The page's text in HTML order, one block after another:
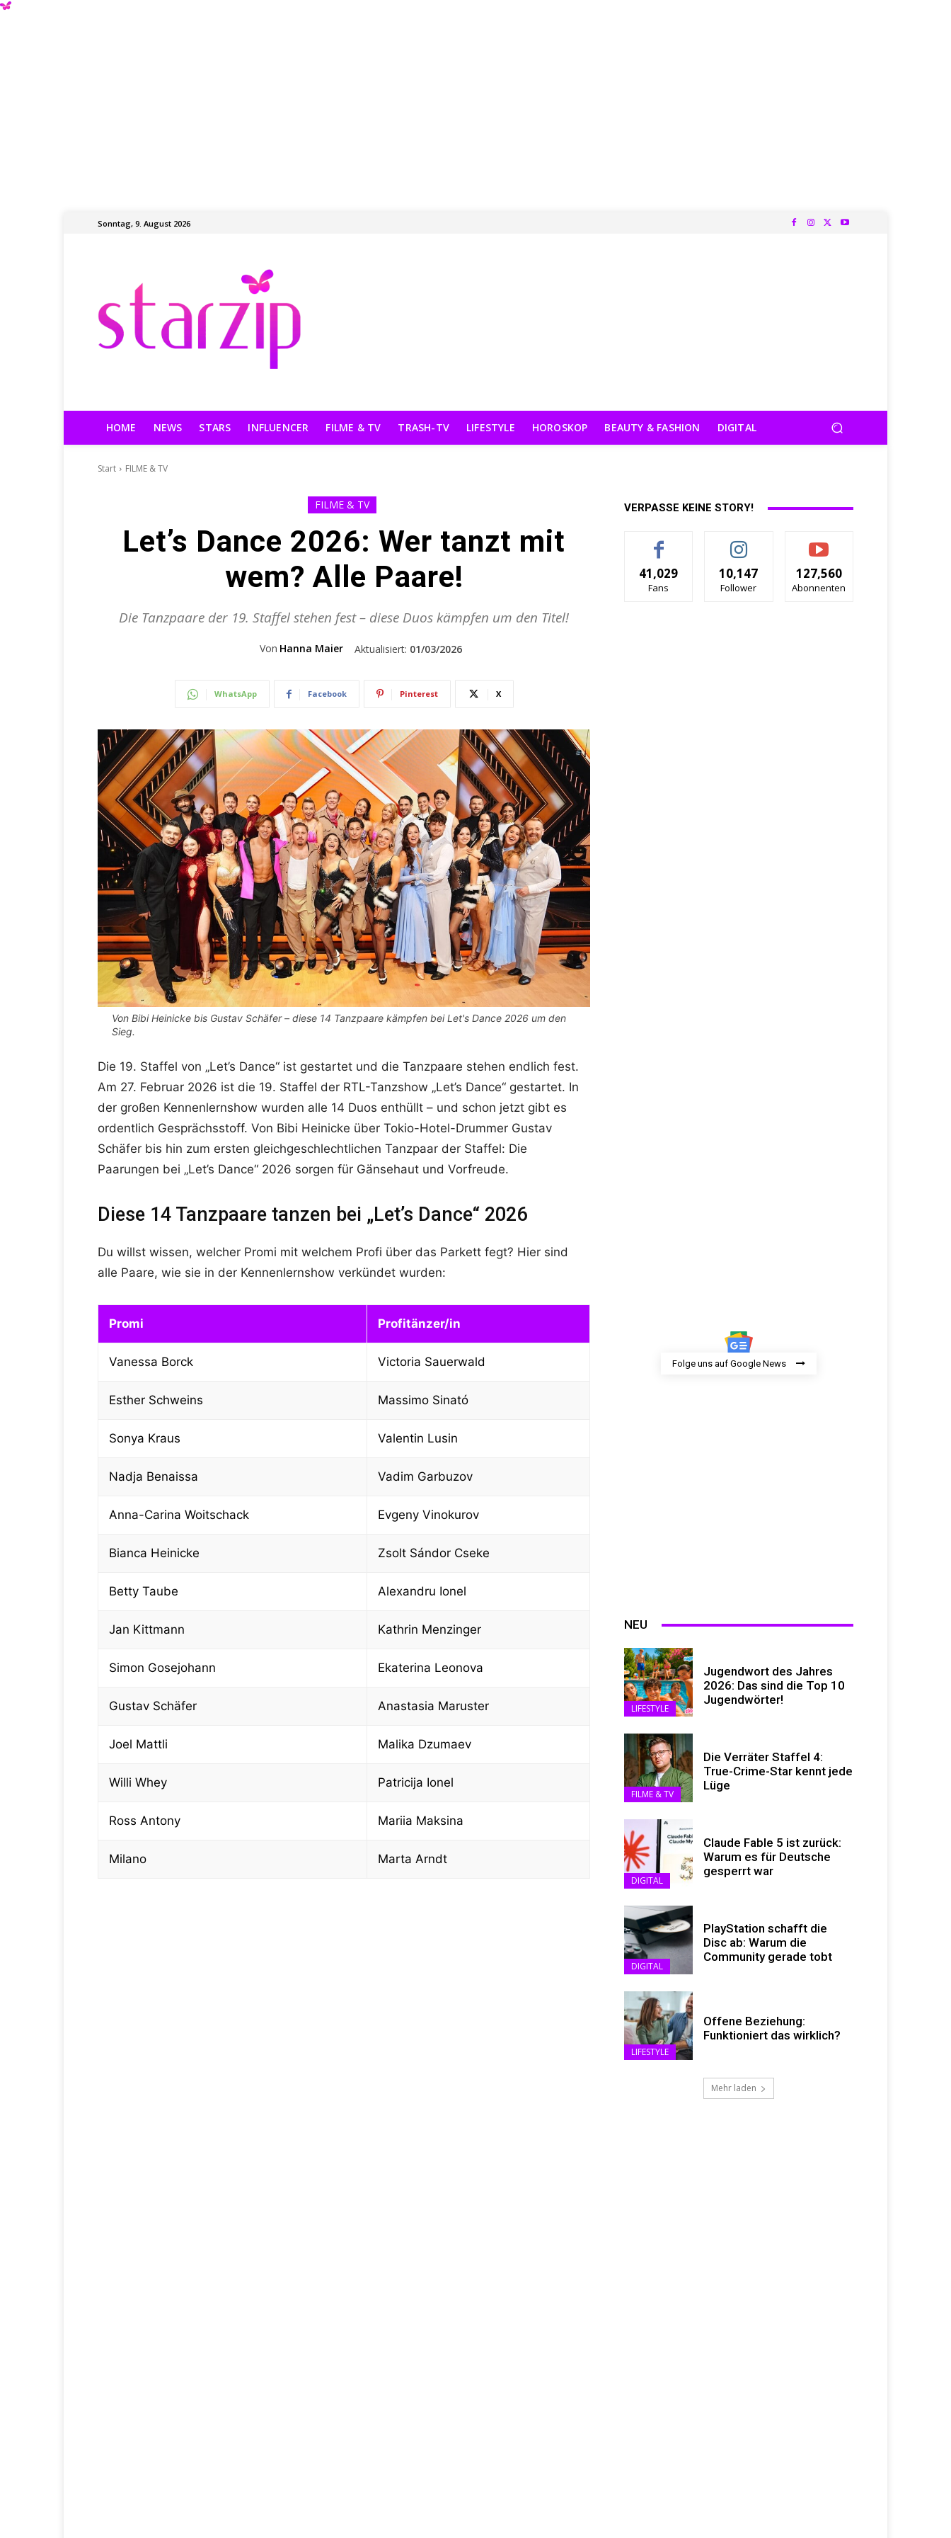
Sonntag, 9. August 2026
HOME NEWS STARS INFLUENCER FILME & TV TRASH-TV LIFESTYLE HOROSKOP BEAUTY & FASHION DIGITAL
Start FILME & TV
FILME & TV
Let’s Dance 2026: Wer tanzt mit
wem? Alle Paare!
Die Tanzpaare der 19. Staffel stehen fest – diese Duos kämpfen um den Titel!
Von Hanna Maier Aktualisiert: 01/03/2026
WhatsApp Facebook Pinterest X
Von Bibi Heinicke bis Gustav Schäfer – diese 14 Tanzpaare kämpfen bei Let's Dance 2026 um den
Sieg.
Die 19. Staffel von „Let’s Dance“ ist gestartet und die Tanzpaare stehen endlich fest.
Am 27. Februar 2026 ist die 19. Staffel der RTL-Tanzshow „Let’s Dance“ gestartet. In
der großen Kennenlernshow wurden alle 14 Duos enthüllt – und schon jetzt gibt es
ordentlich Gesprächsstoff. Von Bibi Heinicke über Tokio-Hotel-Drummer Gustav
Schäfer bis hin zum ersten gleichgeschlechtlichen Tanzpaar der Staffel: Die
Paarungen bei „Let’s Dance“ 2026 sorgen für Gänsehaut und Vorfreude.
Diese 14 Tanzpaare tanzen bei „Let’s Dance“ 2026
Du willst wissen, welcher Promi mit welchem Profi über das Parkett fegt? Hier sind
alle Paare, wie sie in der Kennenlernshow verkündet wurden:
Promi Profitänzer/in
Vanessa Borck Victoria Sauerwald
Esther Schweins Massimo Sinató
Sonya Kraus Valentin Lusin
Nadja Benaissa Vadim Garbuzov
Anna-Carina Woitschack Evgeny Vinokurov
Bianca Heinicke Zsolt Sándor Cseke
Betty Taube Alexandru Ionel
Jan Kittmann Kathrin Menzinger
Simon Gosejohann Ekaterina Leonova
Gustav Schäfer Anastasia Maruster
Joel Mattli Malika Dzumaev
Willi Whey Patricija Ionel
Ross Antony Mariia Maksina
Milano Marta Arndt
VERPASSE KEINE STORY!
41,029
Fans
10,147
Follower
127,560
Abonnenten
Folge uns auf Google News
NEU
LIFESTYLE
Jugendwort des Jahres
2026: Das sind die Top 10
Jugendwörter!
FILME & TV
Die Verräter Staffel 4:
True-Crime-Star kennt jede
Lüge
DIGITAL
Claude Fable 5 ist zurück:
Warum es für Deutsche
gesperrt war
DIGITAL
PlayStation schafft die
Disc ab: Warum die
Community gerade tobt
LIFESTYLE
Offene Beziehung:
Funktioniert das wirklich?
Mehr laden